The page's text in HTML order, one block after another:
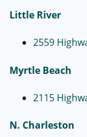
Little River
2559
Myrtle Beach
2115
N. Charleston